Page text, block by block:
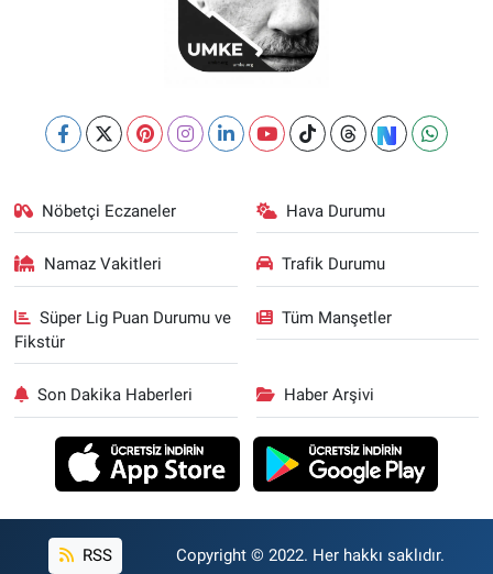
Nöbetçi Eczaneler Hava Durumu
Namaz Vakitleri Trafik Durumu
Süper Lig Puan Durumu ve
Fikstür
Tüm Manşetler
Son Dakika Haberleri Haber Arşivi
RSS Copyright © 2022. Her hakkı saklıdır.